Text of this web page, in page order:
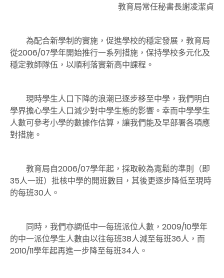
教育局常任秘書長謝凌潔貞
為配合新學制的實施，促進學校的穩定發展，教育局
從2006/07學年開始推行一系列措施，保持學校多元化及
穩定教師隊伍，以順利落實新高中課程。
現時學生人口下降的浪潮已逐步移至中學，我們明白
學界擔心學生人口減少對中學生態的影響。幸而中學學生
人數可參考小學的數據作估算，讓我們能及早部署各項應
對措施。
教育局自2006/07學年起，採取較為寬鬆的準則（即
35人一班）批核中學的開班數目，其後更逐步降低至現時
的每班30人。
同時，我們亦調低中一每班派位人數，2009/10學年
的中一派位學生人數由以往每班38人減至每班36人，而
2010/11學年起再進一步降至每班34人。